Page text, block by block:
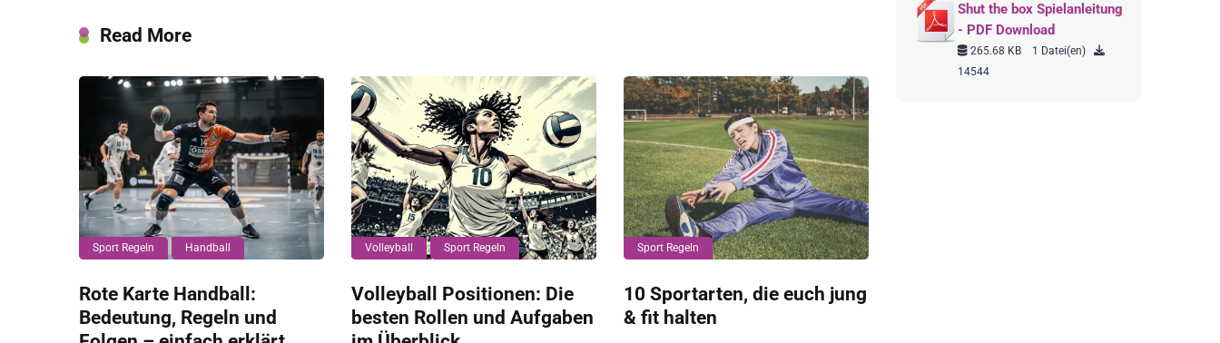
Read More
Sport Regeln Handball
Rote Karte Handball:
Bedeutung, Regeln und
Volleyball Sport Regeln
Volleyball Positionen: Die
besten Rollen und Aufgaben
Sport Regeln
10 Sportarten, die euch jung
& fit halten
Shut the box Spielanleitung
- PDF Download
265.68 KB
1 Datei(en)
14544